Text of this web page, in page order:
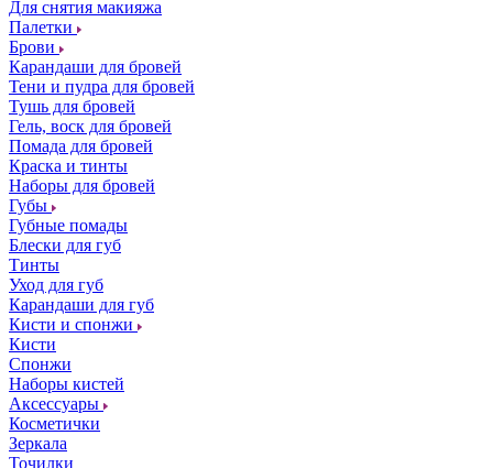
Для снятия макияжа
Палетки
Брови
Карандаши для бровей
Тени и пудра для бровей
Тушь для бровей
Гель, воск для бровей
Помада для бровей
Краска и тинты
Наборы для бровей
Губы
Губные помады
Блески для губ
Тинты
Уход для губ
Карандаши для губ
Кисти и спонжи
Кисти
Спонжи
Наборы кистей
Аксессуары
Косметички
Зеркала
Точилки